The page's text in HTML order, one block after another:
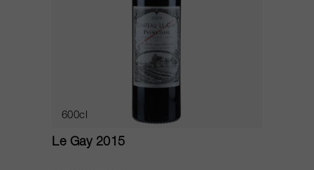
600cl
Le Gay 2015